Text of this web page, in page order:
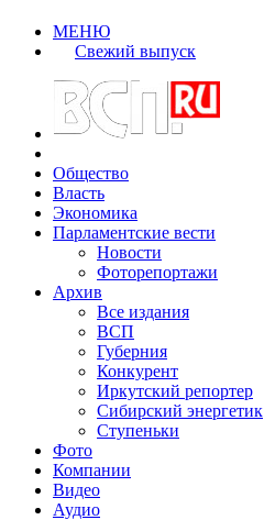
МЕНЮ
Свежий выпуск
Общество
Власть
Экономика
Парламентские вести
Новости
Фоторепортажи
Архив
Все издания
ВСП
Губерния
Конкурент
Иркутский репортер
Сибирский энергетик
Ступеньки
Фото
Компании
Видео
Аудио